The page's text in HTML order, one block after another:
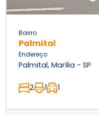
Bairro
Palmital
Endereço
Palmital, Marília - SP
2 1 1